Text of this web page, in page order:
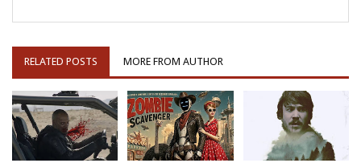
RELATED POSTS MORE FROM AUTHOR